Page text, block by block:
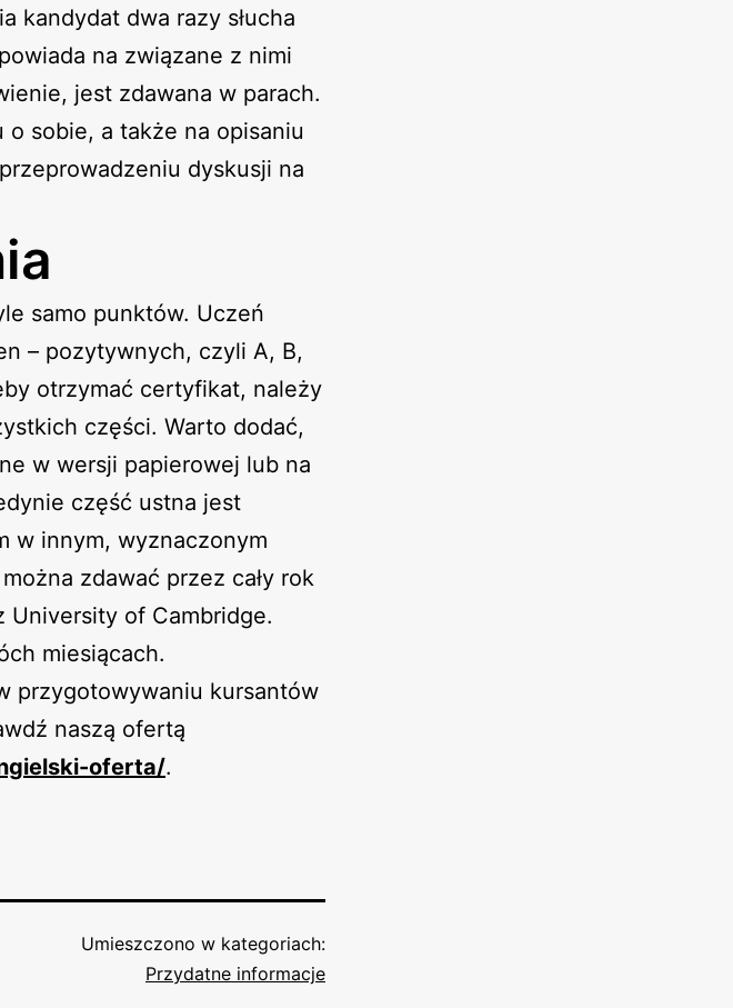
kandydat dwa razy słucha
na związane z nimi
jest zdawana w parach.
sobie, a także na opisaniu
dyskusji na
samo punktów. Uczeń
– pozytywnych, czyli A, B,
otrzymać certyfikat, należy
części. Warto dodać,
w wersji papierowej lub na
część ustna jest
w innym, wyznaczonym
zdawać przez cały rok
of Cambridge.
miesiącach.
przygotowywaniu kursantów
naszą ofertą
oferta/.
Umieszczono w kategoriach:
Przydatne informacje